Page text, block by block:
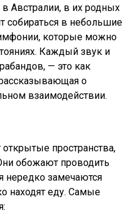
Австралии, в их родных
собираться в небольшие
которые можно
Каждый звук и
— это как
о
взаимодействии.
пространства,
обожают проводить
нередко замечаются
находят еду. Самые